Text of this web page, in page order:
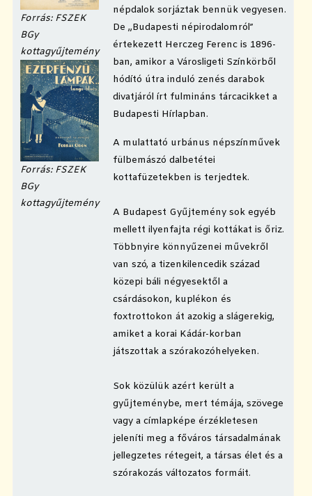
Forrás: FSZEK
BGy
kottagyűjtemény
Forrás: FSZEK
BGy
kottagyűjtemény
népdalok sorjáztak bennük vegyesen.
De „Budapesti népirodalomról”
értekezett Herczeg Ferenc is 1896-
ban, amikor a Városligeti Színkörből
hódító útra induló zenés darabok
divatjáról írt fulmináns tárcacikket a
Budapesti Hírlapban.
A mulattató urbánus népszínművek
fülbemászó dalbetétei
kottafüzetekben is terjedtek.
A Budapest Gyűjtemény sok egyéb
mellett ilyenfajta régi kottákat is őriz.
Többnyire könnyűzenei művekről
van szó, a tizenkilencedik század
közepi báli négyesektől a
csárdásokon, kuplékon és
foxtrottokon át azokig a slágerekig,
amiket a korai Kádár-korban
játszottak a szórakozóhelyeken.
Sok közülük azért került a
gyűjteménybe, mert témája, szövege
vagy a címlapképe érzékletesen
jeleníti meg a főváros társadalmának
jellegzetes rétegeit, a társas élet és a
szórakozás változatos formáit.